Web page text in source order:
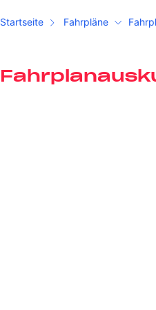
Startseite Fahrpläne